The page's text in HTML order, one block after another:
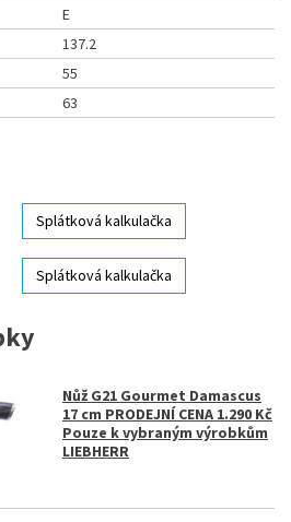
E
137.2
55
63
Splátková kalkulačka
Splátková kalkulačka
Nůž G21 Gourmet Damascus
17 cm PRODEJNÍ CENA 1.290 Kč
Pouze k vybraným výrobkům
LIEBHERR